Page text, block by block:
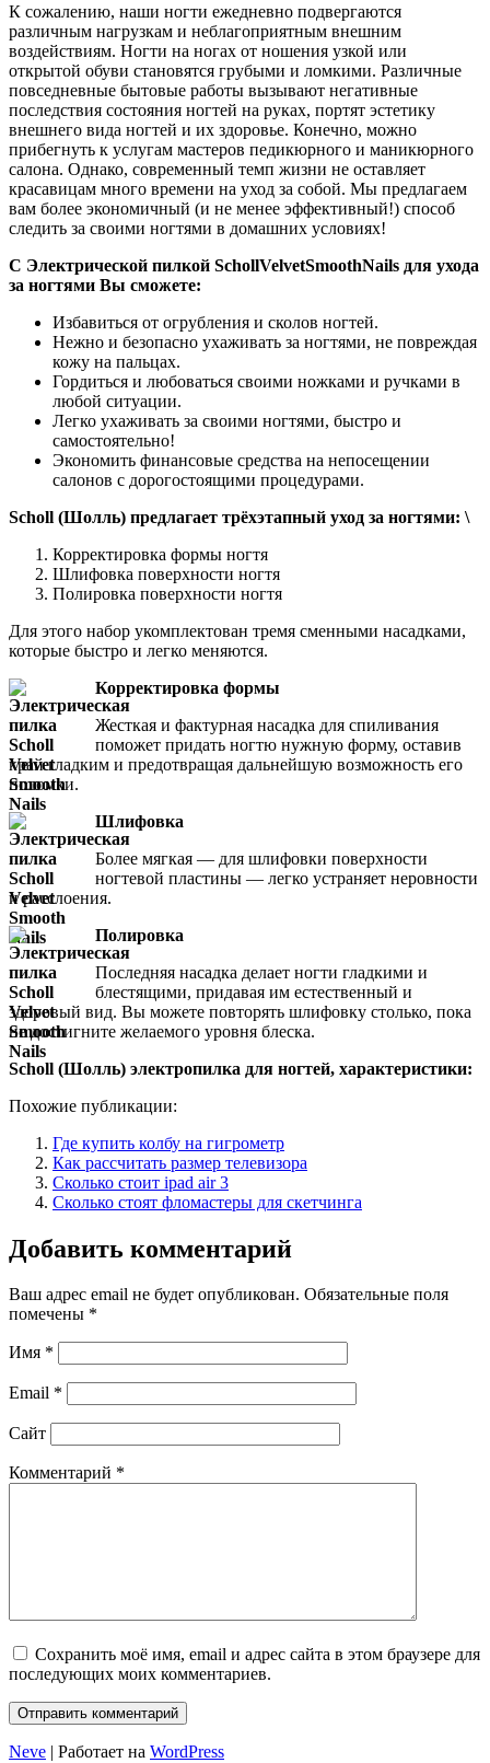
К сожалению, наши ногти ежедневно подвергаются
различным нагрузкам и неблагоприятным внешним
воздействиям. Ногти на ногах от ношения узкой или
открытой обуви становятся грубыми и ломкими. Различные
повседневные бытовые работы вызывают негативные
последствия состояния ногтей на руках, портят эстетику
внешнего вида ногтей и их здоровье. Конечно, можно
прибегнуть к услугам мастеров педикюрного и маникюрного
салона. Однако, современный темп жизни не оставляет
красавицам много времени на уход за собой. Мы предлагаем
вам более экономичный (и не менее эффективный!) способ
следить за своими ногтями в домашних условиях!
С Электрической пилкой SchollVelvetSmoothNails для ухода
за ногтями Вы сможете:
Избавиться от огрубления и сколов ногтей.
Нежно и безопасно ухаживать за ногтями, не повреждая
кожу на пальцах.
Гордиться и любоваться своими ножками и ручками в
любой ситуации.
Легко ухаживать за своими ногтями, быстро и
самостоятельно!
Экономить финансовые средства на непосещении
салонов с дорогостоящими процедурами.
Scholl (Шолль) предлагает трёхэтапный уход за ногтями: \
Корректировка формы ногтя
Шлифовка поверхности ногтя
Полировка поверхности ногтя
Для этого набор укомплектован тремя сменными насадками,
которые быстро и легко меняются.
Корректировка формы
Жесткая и фактурная насадка для спиливания
поможет придать ногтю нужную форму, оставив
край гладким и предотвращая дальнейшую возможность его
поломки.
Шлифовка
Более мягкая — для шлифовки поверхности
ногтевой пластины — легко устраняет неровности
и расслоения.
Полировка
Последняя насадка делает ногти гладкими и
блестящими, придавая им естественный и
здоровый вид. Вы можете повторять шлифовку столько, пока
не достигните желаемого уровня блеска.
Scholl (Шолль) электропилка для ногтей, характеристики:
Похожие публикации:
Где купить колбу на гигрометр
Как рассчитать размер телевизора
Сколько стоит ipad air 3
Сколько стоят фломастеры для скетчинга
Добавить комментарий
Ваш адрес email не будет опубликован. Обязательные поля
помечены *
Имя *
Email *
Сайт
Комментарий *
Сохранить моё имя, email и адрес сайта в этом браузере для
последующих моих комментариев.
Neve | Работает на WordPress